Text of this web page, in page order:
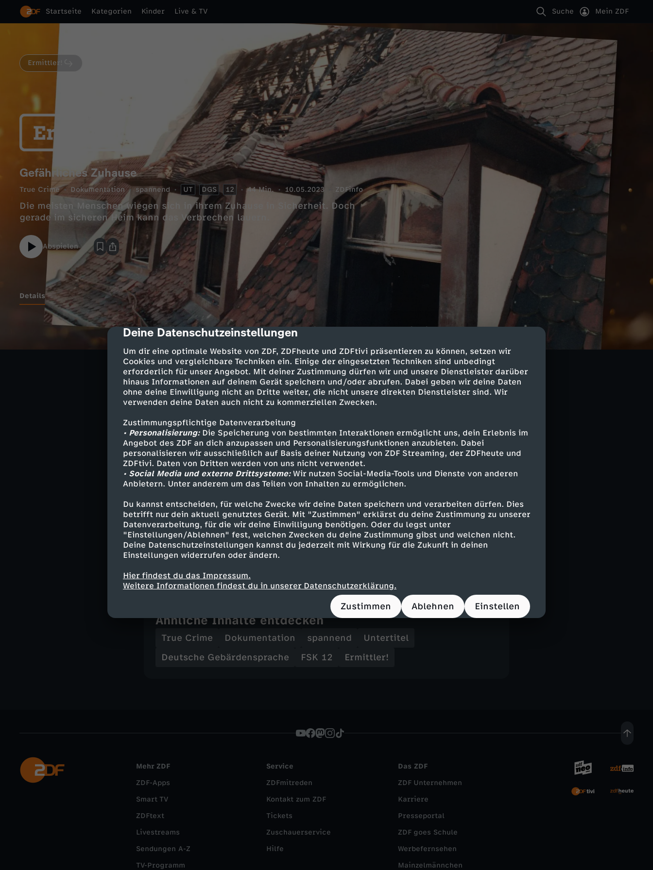
cmp-dialog-description
Deine Datenschutzeinstellungen
Um dir eine optimale Website von ZDF, ZDFheute und ZDFtivi präsentieren zu können, setzen wir
Cookies und vergleichbare Techniken ein. Einige der eingesetzten Techniken sind unbedingt
erforderlich für unser Angebot. Mit deiner Zustimmung dürfen wir und unsere Dienstleister darüber
hinaus Informationen auf deinem Gerät speichern und/oder abrufen. Dabei geben wir deine Daten
ohne deine Einwilligung nicht an Dritte weiter, die nicht unsere direkten Dienstleister sind. Wir
verwenden deine Daten auch nicht zu kommerziellen Zwecken.
Zustimmungspflichtige Datenverarbeitung
• Personalisierung:Die Speicherung von bestimmten Interaktionen ermöglicht uns, dein Erlebnis im
Angebot des ZDF an dich anzupassen und Personalisierungsfunktionen anzubieten. Dabei
personalisieren wir ausschließlich auf Basis deiner Nutzung von ZDF Streaming, der ZDFheute und
ZDFtivi. Daten von Dritten werden von uns nicht verwendet.
• Social Media und externe Drittsysteme:Wir nutzen Social-Media-Tools und Dienste von anderen
Anbietern. Unter anderem um das Teilen von Inhalten zu ermöglichen.
Du kannst entscheiden, für welche Zwecke wir deine Daten speichern und verarbeiten dürfen. Dies
betrifft nur dein aktuell genutztes Gerät. Mit "Zustimmen" erklärst du deine Zustimmung zu unserer
Datenverarbeitung, für die wir deine Einwilligung benötigen. Oder du legst unter
"Einstellungen/Ablehnen" fest, welchen Zwecken du deine Zustimmung gibst und welchen nicht.
Deine Datenschutzeinstellungen kannst du jederzeit mit Wirkung für die Zukunft in deinen
Einstellungen widerrufen oder ändern.
Hier findest du das Impressum.
Weitere Informationen findest du in unserer Datenschutzerklärung.
Zustimmen Ablehnen Einstellen
Startseite Kategorien Kinder Live & TV Suche Mein ZDF
Ermittler!
Gefährliches Zuhause
True Crime Dokumentation spannend UT DGS 12 44 Min. 10.05.2023 ZDFinfo
Die meisten Menschen wiegen sich in ihrem Zuhause in Sicherheit. Doch
gerade im sicheren Heim kann das Verbrechen lauern.
Abspielen
Details
Kommissar Detlef Englich von der Kripo Bochum hat es mit einem rätselhaften
Mord zu tun: Ein alleinstehender Mann wurde in seiner Wohnung umgebracht.
Der Tote ist mit Zucker bestreut. Was hat das zu bedeuten?
Kommissar Frank Hansen ermittelt nach der Ermordung eines 77-jährigen
Geschäftsmannes in Lübeck. Können ihm die Aufnahmen von
Überwachungskameras umliegender Grundstücke bei der Lösung des Falles
Unfall oder Brandstiftung?
Kommissar Michael Kühner muss nach einem verheerenden Brand mit sieben
Toten in Stuttgart klären, ob es sich um Brandstiftung handeln könnte. Und
werden muss.
Die Doku-Serie "Ermittler!" begleitet Kommissare, Staatsanwälte und
Rechtsmediziner bei der Lösung ihrer spektakulärsten Fälle. Erstmals öffnen
sie dafür ihre Ermittlungsakten, zeigen Tatortfotos, Polizeivideos und
Ähnliche Inhalte entdecken
True Crime Dokumentation spannend
Untertitel
Deutsche Gebärdensprache
FSK 12 Ermittler!
Mehr ZDF
ZDF-Apps
Smart TV
ZDFtext
Livestreams
Sendungen A-Z
TV-Programm
Service
ZDFmitreden
Kontakt zum ZDF
Tickets
Zuschauerservice
Hilfe
Das ZDF
ZDF Unternehmen
Karriere
Presseportal
ZDF goes Schule
Werbefernsehen
Mainzelmännchen